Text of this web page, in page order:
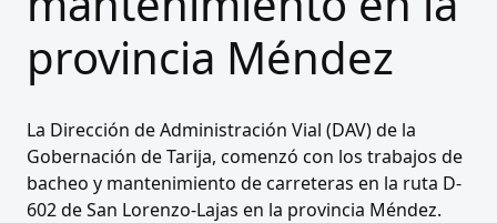
provincia Méndez
La Dirección de Administración Vial (DAV) de la
Gobernación de Tarija, comenzó con los trabajos de
bacheo y mantenimiento de carreteras en la ruta D-
602 de San Lorenzo-Lajas en la provincia Méndez.